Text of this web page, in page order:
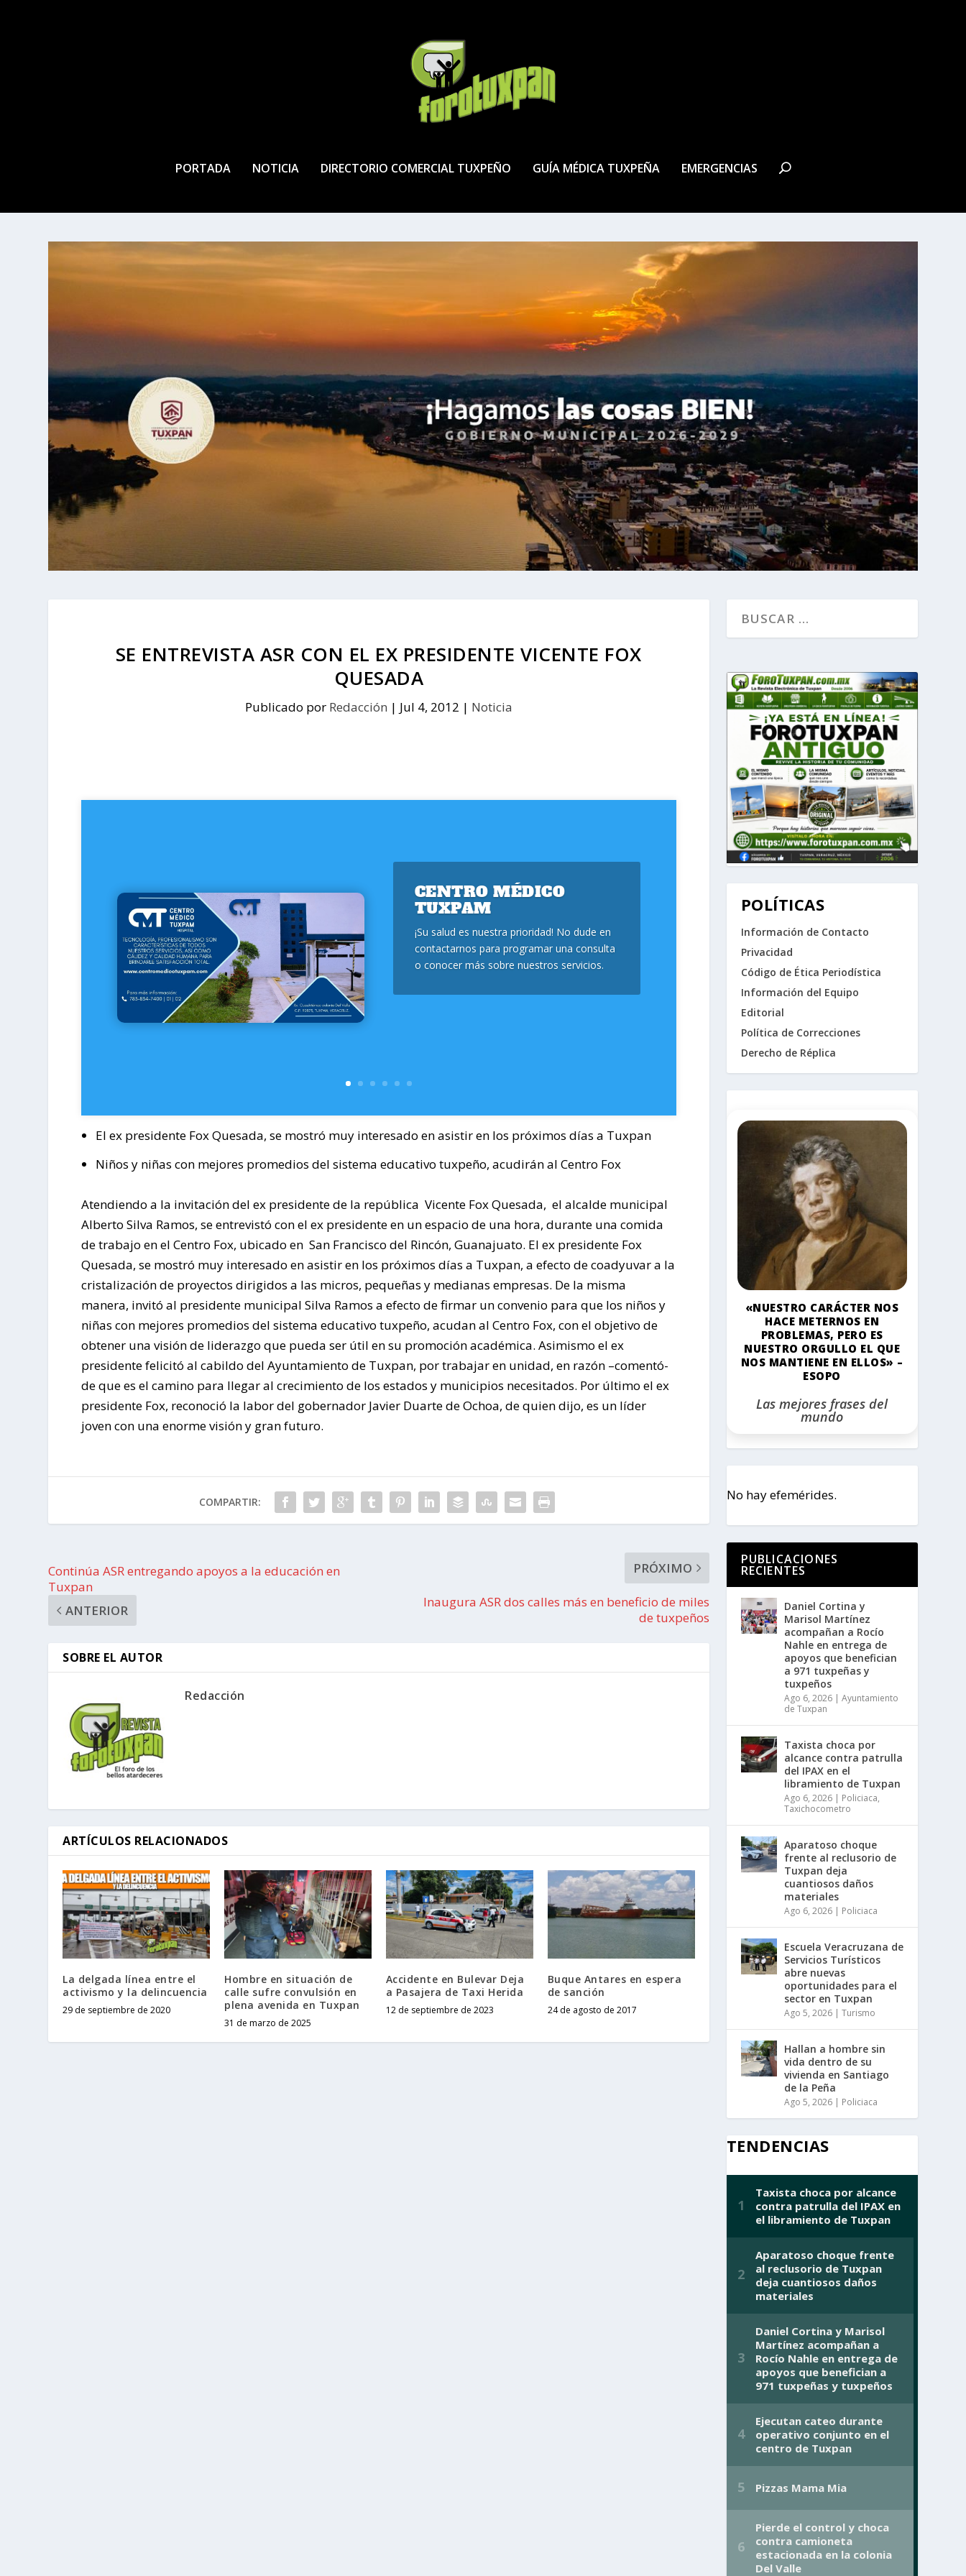
PORTADA NOTICIA DIRECTORIO COMERCIAL TUXPEÑO GUÍA MÉDICA TUXPEÑA EMERGENCIAS
SE ENTREVISTA ASR CON EL EX PRESIDENTE VICENTE FOX
QUESADA
Publicado por Redacción | Jul 4, 2012 | Noticia
CENTRO MÉDICO
TUXPAM
¡Su salud es nuestra prioridad! No dude en
contactarnos para programar una consulta
o conocer más sobre nuestros servicios.
El ex presidente Fox Quesada, se mostró muy interesado en asistir en los próximos días a Tuxpan
Niños y niñas con mejores promedios del sistema educativo tuxpeño, acudirán al Centro Fox
Atendiendo a la invitación del ex presidente de la república Vicente Fox Quesada, el alcalde municipal
Alberto Silva Ramos, se entrevistó con el ex presidente en un espacio de una hora, durante una comida
de trabajo en el Centro Fox, ubicado en San Francisco del Rincón, Guanajuato. El ex presidente Fox
Quesada, se mostró muy interesado en asistir en los próximos días a Tuxpan, a efecto de coadyuvar a la
cristalización de proyectos dirigidos a las micros, pequeñas y medianas empresas. De la misma
manera, invitó al presidente municipal Silva Ramos a efecto de firmar un convenio para que los niños y
niñas con mejores promedios del sistema educativo tuxpeño, acudan al Centro Fox, con el objetivo de
obtener una visión de liderazgo que pueda ser útil en su promoción académica. Asimismo el ex
presidente felicitó al cabildo del Ayuntamiento de Tuxpan, por trabajar en unidad, en razón –comentó-
de que es el camino para llegar al crecimiento de los estados y municipios necesitados. Por último el ex
presidente Fox, reconoció la labor del gobernador Javier Duarte de Ochoa, de quien dijo, es un líder
joven con una enorme visión y gran futuro.
COMPARTIR:
Continúa ASR entregando apoyos a la educación en
Tuxpan
ANTERIOR
PRÓXIMO
Inaugura ASR dos calles más en beneficio de miles
de tuxpeños
SOBRE EL AUTOR
Redacción
ARTÍCULOS RELACIONADOS
La delgada línea entre el
activismo y la delincuencia
29 de septiembre de 2020
Hombre en situación de
calle sufre convulsión en
plena avenida en Tuxpan
31 de marzo de 2025
Accidente en Bulevar Deja
a Pasajera de Taxi Herida
12 de septiembre de 2023
Buque Antares en espera
de sanción
24 de agosto de 2017
POLÍTICAS
Información de Contacto
Privacidad
Código de Ética Periodística
Información del Equipo
Editorial
Política de Correcciones
Derecho de Réplica
«NUESTRO CARÁCTER NOS
HACE METERNOS EN
PROBLEMAS, PERO ES
NUESTRO ORGULLO EL QUE
NOS MANTIENE EN ELLOS» –
ESOPO
Las mejores frases del
mundo
No hay efemérides.
PUBLICACIONES
RECIENTES
Daniel Cortina y
Marisol Martínez
acompañan a Rocío
Nahle en entrega de
apoyos que benefician
a 971 tuxpeñas y
tuxpeños
Ago 6, 2026| Ayuntamiento
de Tuxpan
Taxista choca por
alcance contra patrulla
del IPAX en el
libramiento de Tuxpan
Ago 6, 2026| Policiaca,
Taxichocometro
Aparatoso choque
frente al reclusorio de
Tuxpan deja
cuantiosos daños
materiales
Ago 6, 2026| Policiaca
Escuela Veracruzana de
Servicios Turísticos
abre nuevas
oportunidades para el
sector en Tuxpan
Ago 5, 2026| Turismo
Hallan a hombre sin
vida dentro de su
vivienda en Santiago
de la Peña
Ago 5, 2026| Policiaca
TENDENCIAS